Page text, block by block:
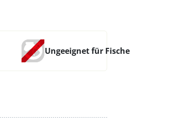
Ungeeignet für Fische